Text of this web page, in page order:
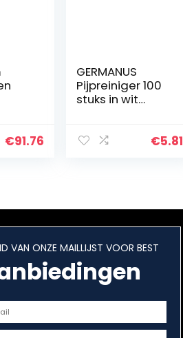
€91.76
GERMANUS
Pijpreiniger 100
stuks in wit
knutselen en
€5.81
VAN ONZE MAILLIJST VOOR BEST